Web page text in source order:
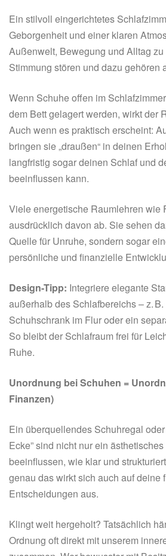
Ein stilvoll eingerichtetes
Geborgenheit und einer klaren
Außenwelt, Bewegung und Alltag
Stimmung stören und dazu gehören
Wenn Schuhe offen im
dem Bett gelagert werden, wirkt der
Auch wenn es praktisch erscheint:
bringen sie „draußen“ in deinen
langfristig sogar deinen Schlaf und
beeinflussen kann.
Viele energetische Raumlehren wie
ausdrücklich davon ab. Sie sehen
Quelle für Unruhe, sondern sogar
persönliche und finanzielle
Design-Tipp: Integriere elegante
außerhalb des Schlafbereichs – z.
Schuhschrank im Flur oder ein
So bleibt der Schlafraum frei für
Ruhe.
Unordnung bei Schuhen =
Finanzen)
Ein überquellendes Schuhregal
Ecke” sind nicht nur ein
beeinflussen, wie klar und
genau das wirkt sich auch auf deine
Entscheidungen aus.
Klingt weit hergeholt? Tatsächlich
Ordnung oft direkt mit unserem